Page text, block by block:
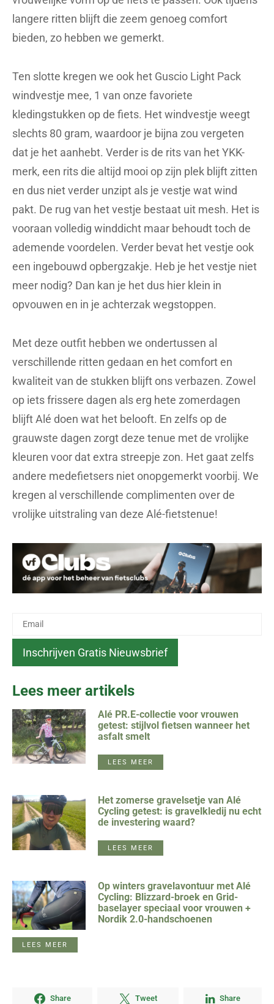
langere ritten blijft die zeem genoeg comfort
bieden, zo hebben we gemerkt.
Ten slotte kregen we ook het Guscio Light Pack
windvestje mee, 1 van onze favoriete
kledingstukken op de fiets. Het windvestje weegt
slechts 80 gram, waardoor je bijna zou vergeten
dat je het aanhebt. Verder is de rits van het YKK-
merk, een rits die altijd mooi op zijn plek blijft zitten
en dus niet verder unzipt als je vestje wat wind
pakt. De rug van het vestje bestaat uit mesh. Het is
vooraan volledig winddicht maar behoudt toch de
ademende voordelen. Verder bevat het vestje ook
een ingebouwd opbergzakje. Heb je het vestje niet
meer nodig? Dan kan je het dus hier klein in
opvouwen en in je achterzak wegstoppen.
Met deze outfit hebben we ondertussen al
verschillende ritten gedaan en het comfort en
kwaliteit van de stukken blijft ons verbazen. Zowel
op iets frissere dagen als erg hete zomerdagen
blijft Alé doen wat het belooft. En zelfs op de
grauwste dagen zorgt deze tenue met de vrolijke
kleuren voor dat extra streepje zon. Het gaat zelfs
andere medefietsers niet onopgemerkt voorbij. We
kregen al verschillende complimenten over de
vrolijke uitstraling van deze Alé-fietstenue!
Lees meer artikels
Alé PR.E-collectie voor vrouwen
getest: stijlvol fietsen wanneer het
asfalt smelt
LEES MEER
Het zomerse gravelsetje van Alé
Cycling getest: is gravelkledij nu echt
de investering waard?
LEES MEER
Op winters gravelavontuur met Alé
Cycling: Blizzard-broek en Grid-
baselayer speciaal voor vrouwen +
Nordik 2.0-handschoenen
LEES MEER
Share Tweet Share